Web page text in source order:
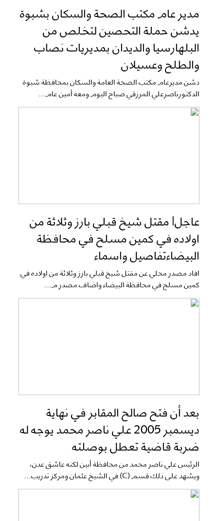
مدير عام مكتب الصحة والسكان بشبوة
يدشن حملة التحصين لتخلص من
البلهارسيا والديدان بمديريات نصاب
والطلح وعسيلان
دشن مديرعام مكتب الصحة العامة والسكان بمحافظة شبوة
الدكتورناصرعلي المرزقي صباح اليوم ومعه أمين عام...
عاجل| مقتل شيخ قبلي بارز وثلاثة من
اولاده في كمين مسلح في محافظة
البيضاءتفاصيل واسماء
افاد مصدر محلي عن مقتل شيخ قبلي بارز وثلاثة من اولاده في
كمين مسلح في محافظة البيضاء واضاف مصدر م...
بعد أن فتح صالح المقابر في نهاية
ديسمبر 2005 علي ناصر محمد يوجه له
ضربة قاضية تعطل بوصلته
الرئيس علي ناصر محمد من محافظة أبين لكنه عاشق عدن،
ويشهد على ذلك قسم (C) في الشيخ عثمان ومركز تدريب...